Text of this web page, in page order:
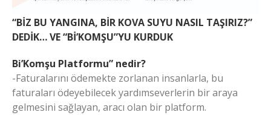
“BİZ BU YANGINA, BİR KOVA SUYU NASIL TAŞIRIZ?”
DEDİK… VE “Bİ’KOMŞU”YU KURDUK
Bi’Komşu Platformu” nedir?
-Faturalarını ödemekte zorlanan insanlarla, bu
faturaları ödeyebilecek yardımseverlerin bir araya
gelmesini sağlayan, aracı olan bir platform.